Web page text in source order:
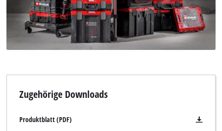
Zugehörige Downloads
Produktblatt (PDF)